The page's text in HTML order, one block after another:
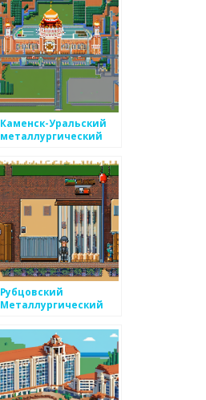
Каменск-Уральский
металлургический
Рубцовский
Металлургический